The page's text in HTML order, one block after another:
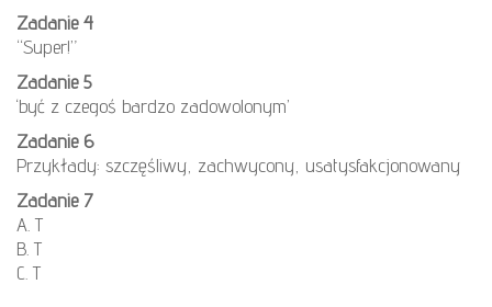
Zadanie 4
“Super!”
Zadanie 5
‘być z czegoś bardzo zadowolonym’
Zadanie 6
Przykłady: szczęśliwy, zachwycony, usatysfakcjonowany
Zadanie 7
A. T
B. T
C. T